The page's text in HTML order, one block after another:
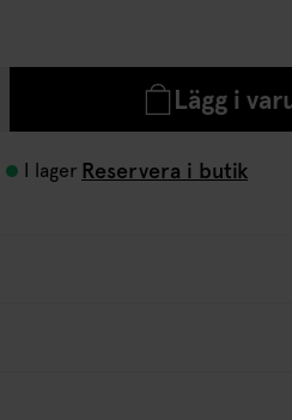
Lägg i
I lager Reservera i butik